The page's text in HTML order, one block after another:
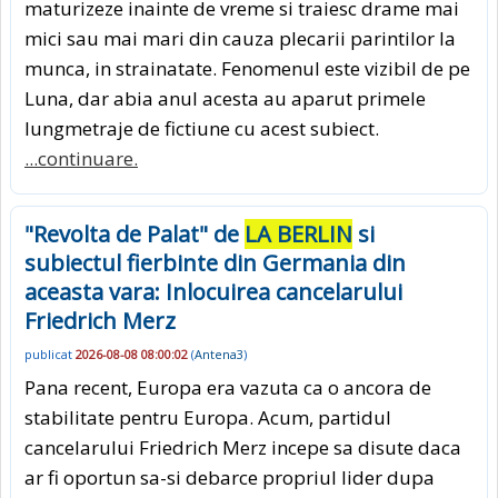
maturizeze inainte de vreme si traiesc drame mai
mici sau mai mari din cauza plecarii parintilor la
munca, in strainatate. Fenomenul este vizibil de pe
Luna, dar abia anul acesta au aparut primele
lungmetraje de fictiune cu acest subiect.
...continuare.
"Revolta de Palat" de LA BERLIN si
subiectul fierbinte din Germania din
aceasta vara: Inlocuirea cancelarului
Friedrich Merz
publicat 2026-08-08 08:00:02 (Antena3)
Pana recent, Europa era vazuta ca o ancora de
stabilitate pentru Europa. Acum, partidul
cancelarului Friedrich Merz incepe sa disute daca
ar fi oportun sa-si debarce propriul lider dupa